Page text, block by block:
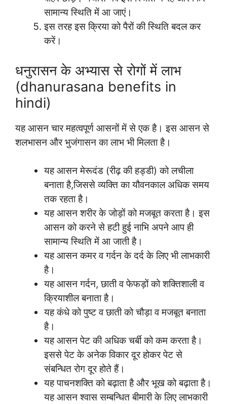
सामान्य स्थिति में आ जाएं।
इस तरह इस क्रिया को पैरों की स्थिति बदल कर
करें।
धनुरासन के अभ्यास से रोगों में लाभ
(dhanurasana benefits in
hindi)
यह आसन चार महत्वपूर्ण आसनों में से एक है। इस आसन से
शलभासन और भुजंगासन का लाभ भी मिलता है।
यह आसन मेरूदंड (रीढ़ की हड्डी) को लचीला
बनाता है,जिससे व्यक्ति का यौवनकाल अधिक समय
तक रहता है।
यह आसन शरीर के जोड़ों को मजबूत करता है। इस
आसन को करने से हटी हुई नाभि अपने आप ही
सामान्य स्थिति में आ जाती है।
यह आसन कमर व गर्दन के दर्द के लिए भी लाभकारी
है।
यह आसन गर्दन, छाती व फेफड़ों को शक्तिशाली व
क्रियाशील बनाता है।
यह कंधे को पुष्ट व छाती को चौड़ा व मजबूत बनाता
है।
यह आसन पेट की अधिक चर्बी को कम करता है।
इससे पेट के अनेक विकार दूर होकर पेट से
संबन्धित रोग दूर होते हैं।
यह पाचनशक्ति को बढ़ाता है और भूख को बढ़ाता है।
यह आसन श्वास सम्बन्धित बीमारी के लिए लाभकारी